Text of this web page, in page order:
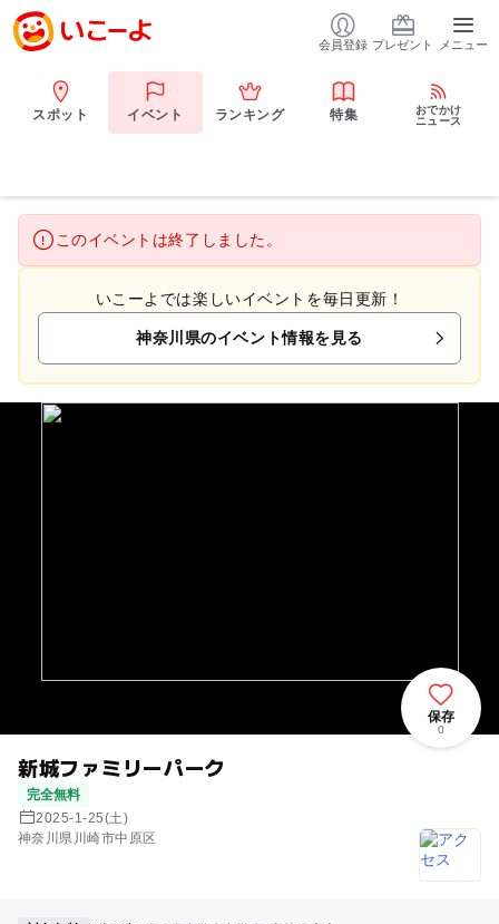
会員登録 プレゼント メニュー
スポット イベント ランキング 特集
おでかけ
ニュース
このイベントは終了しました。
いこーよでは楽しいイベントを毎日更新！
神奈川県のイベント情報を見る
新城ファミリーパーク
完全無料
2025-1-25(土)
神奈川県川崎市中原区
保存
0